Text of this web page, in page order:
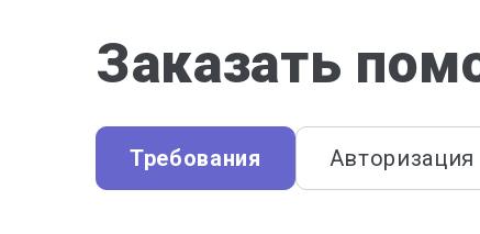
Заказать
Требования Авторизация